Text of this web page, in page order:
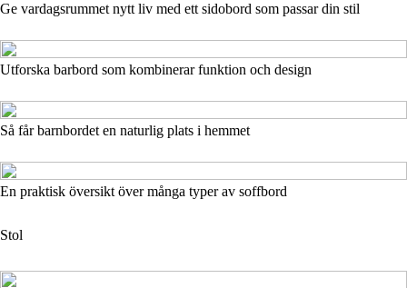
Ge vardagsrummet nytt liv med ett sidobord som passar din stil
Utforska barbord som kombinerar funktion och design
Så får barnbordet en naturlig plats i hemmet
En praktisk översikt över många typer av soffbord
Stol